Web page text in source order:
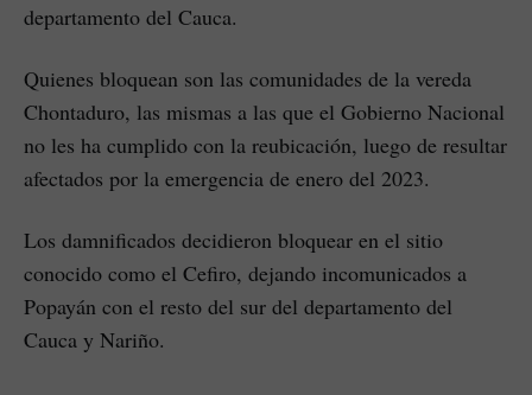
departamento del Cauca.
Quienes bloquean son las comunidades de la vereda
Chontaduro, las mismas a las que el Gobierno Nacional
no les ha cumplido con la reubicación, luego de resultar
afectados por la emergencia de enero del 2023.
Los damnificados decidieron bloquear en el sitio
conocido como el Cefiro, dejando incomunicados a
Popayán con el resto del sur del departamento del
Cauca y Nariño.